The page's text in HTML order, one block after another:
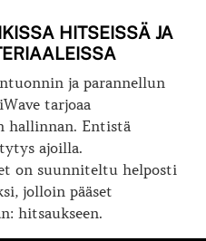
HITSEISSÄ JA
ja parannellun
tarjoaa
hallinnan. Entistä
ajoilla.
on suunniteltu helposti
jolloin pääset
hitsaukseen.